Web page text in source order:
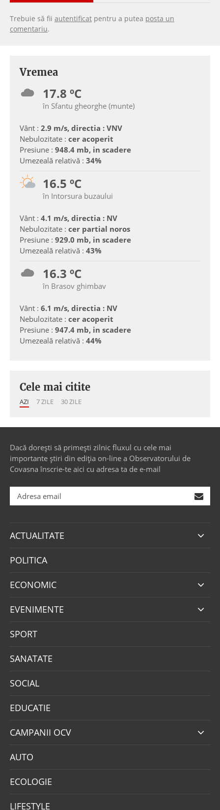
Trebuie să fii autentificat pentru a putea posta un
comentariu.
Vremea
17.8 ºC
în Sfantu gheorghe (munte)
Vânt : 2.9 m/s, directia : VNV
Nebulozitate : cer acoperit
Presiune : 948.4 mb, in scadere
Umezeală relativă : 34%
16.5 ºC
în Intorsura buzaului
Vânt : 4.1 m/s, directia : NV
Nebulozitate : cer partial noros
Presiune : 929.0 mb, in scadere
Umezeală relativă : 43%
16.3 ºC
în Brasov ghimbav
Vânt : 6.1 m/s, directia : NV
Nebulozitate : cer acoperit
Presiune : 947.4 mb, in scadere
Umezeală relativă : 44%
Cele mai citite
AZI 7 ZILE 30 ZILE
Dacă dorești să primești zilnic fluxul cu cele mai
importante știri din ediția on-line a Observatorului de
Covasna înscrie-te aici cu adresa ta de e-mail
ACTUALITATE
POLITICA
ECONOMIC
EVENIMENTE
SPORT
SANATATE
SOCIAL
EDUCATIE
CAMPANII OCV
AUTO
ECOLOGIE
LIFESTYLE